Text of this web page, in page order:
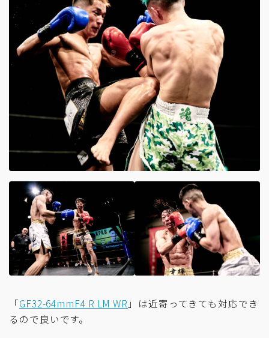
「GF32-64mmF4 R LM WR 」は近寄ってきても対応でき
るので良いです。